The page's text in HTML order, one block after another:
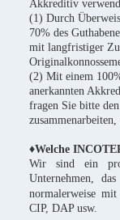
Akkreditiv
(1) Durch
70% des
mit langfristiger
(2) Mit einem
anerkannten
fragen Sie bitte
♦Welche
Wir sind ein
Unternehmen,
normalerweise
CIP, DAP usw.